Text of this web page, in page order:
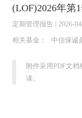
(LOF)2026年第
定期管理报告 | 2026-
相关基金： 中信保诚
附件采用PDF文档
读。